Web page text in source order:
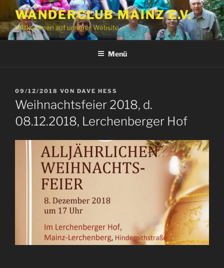
Inhalt
springen
WANDERCLUB MAINZ E.V.
Willkommen auf unserer Website
Menü
VERÖFFENTLICHT
AM
09/12/2018 VON DAVE HESS
Weihnachtsfeier 2018, d.
08.12.2018, Lerchenberger Hof